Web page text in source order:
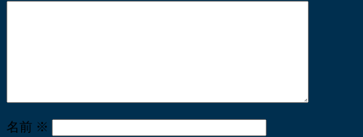
名前 ※